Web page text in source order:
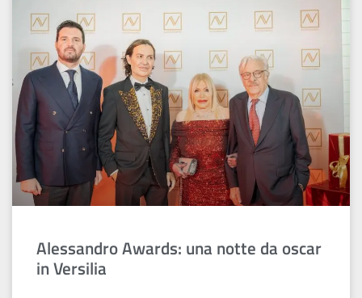
Alessandro Awards: una notte da oscar
in Versilia